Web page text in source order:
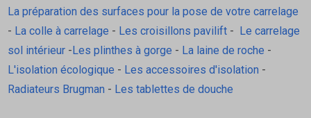
La préparation des surfaces pour la pose de votre carrelage
- La colle à carrelage - Les croisillons pavilift- Le carrelage
sol intérieur-Les plinthes à gorge - La laine de roche -
L'isolation écologique - Les accessoires d'isolation -
Radiateurs Brugman - Les tablettes de douche